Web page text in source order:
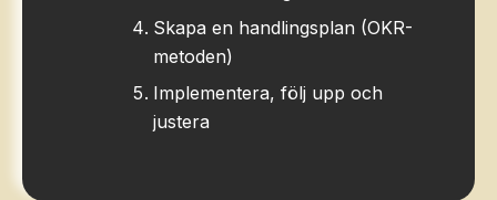
Skapa en handlingsplan (OKR-
metoden)
Implementera, följ upp och
justera